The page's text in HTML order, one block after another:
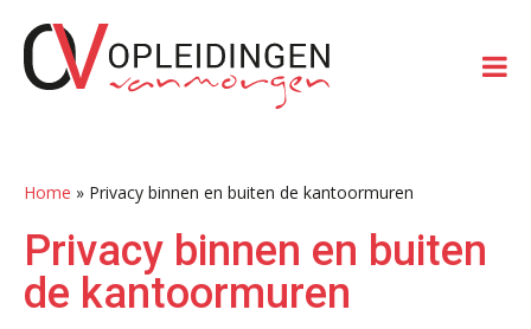
naar
naar
naar
naar
Home » Privacy binnen en buiten de kantoormuren
Privacy binnen en buiten
de kantoormuren